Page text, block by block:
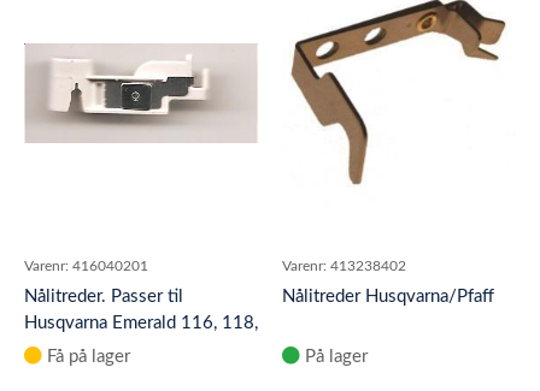
Varenr: 416040201
Nålitreder. Passer til
Husqvarna Emerald 116, 118,
122, Tribute 140M, Tribute
Få på lager
Varenr: 413238402
Nålitreder Husqvarna/Pfaff
På lager